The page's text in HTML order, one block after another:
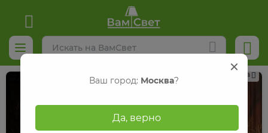
Реклама
Ваш город: Москва?
Да, верно